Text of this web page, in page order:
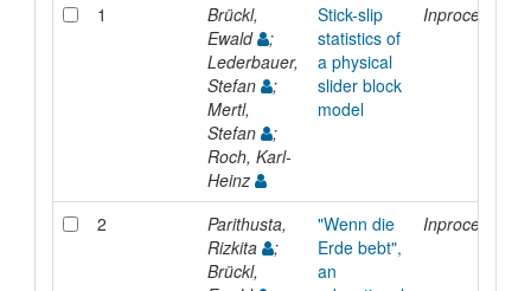
1
Brückl,
Ewald
;
Lederbauer,
Stefan
;
Mertl,
Stefan
;
Roch, Karl-
Heinz
Stick-slip
statistics of
a physical
slider block
model
Inproceedings
2
Parithusta,
Rizkita
;
Brückl,
"Wenn die
Erde bebt",
an
Inproceedings